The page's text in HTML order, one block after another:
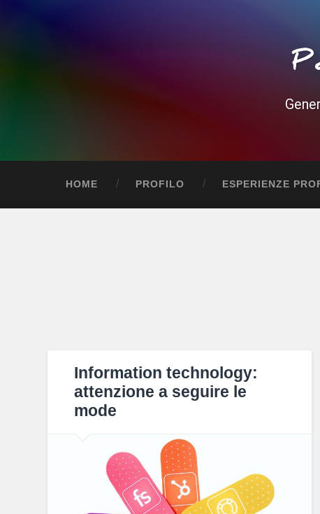
HOME PROFILO ESPERIENZE
Information technology:
attenzione a seguire le
mode